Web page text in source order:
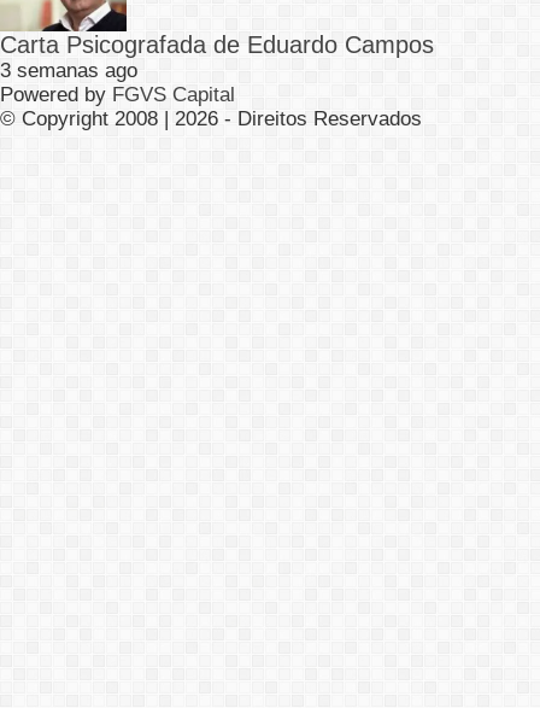
Carta Psicografada de Eduardo Campos
3 semanas ago
Powered by FGVS Capital
© Copyright 2008 | 2026 - Direitos Reservados